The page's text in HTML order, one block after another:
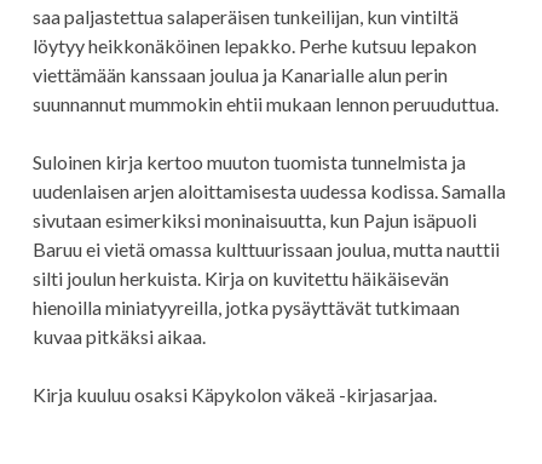
saa paljastettua salaperäisen tunkeilijan, kun vintiltä
löytyy heikkonäköinen lepakko. Perhe kutsuu lepakon
viettämään kanssaan joulua ja Kanarialle alun perin
suunnannut mummokin ehtii mukaan lennon peruuduttua.
Suloinen kirja kertoo muuton tuomista tunnelmista ja
uudenlaisen arjen aloittamisesta uudessa kodissa. Samalla
sivutaan esimerkiksi moninaisuutta, kun Pajun isäpuoli
Baruu ei vietä omassa kulttuurissaan joulua, mutta nauttii
silti joulun herkuista. Kirja on kuvitettu häikäisevän
hienoilla miniatyyreilla, jotka pysäyttävät tutkimaan
kuvaa pitkäksi aikaa.
Kirja kuuluu osaksi Käpykolon väkeä -kirjasarjaa.